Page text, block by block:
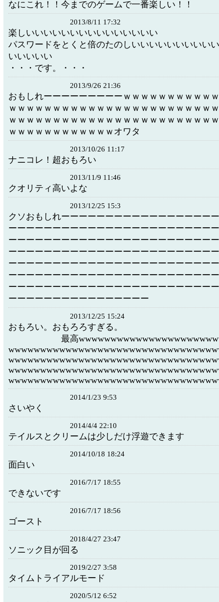
なにこれ！！今までのゲームで一番楽しい！！
2013/8/11 17:32
楽しいいいいいいいいいいいいいいい
パスワードをとくと倍のたのしいいいいいいいいい
いいいいい
・・・です。・・・
2013/9/26 21:36
おもしれーーーーーーーーーｗｗｗｗｗｗｗｗｗｗ
ｗｗｗｗｗｗｗｗｗｗｗｗｗｗｗｗｗｗｗｗｗｗｗ
ｗｗｗｗｗｗｗｗｗｗｗｗｗｗｗｗｗｗｗｗｗｗｗ
ｗｗｗｗｗｗｗｗｗｗｗｗオワタ
2013/10/26 11:17
ナニコレ！超おもろい
2013/11/9 11:46
クオリティ高いよな
2013/12/25 15:3
クソおもしれーーーーーーーーーーーーーーーーー
ーーーーーーーーーーーーーーーーーーーーーーー
ーーーーーーーーーーーーーーーーーーーーーーー
ーーーーーーーーーーーーーーーーーーーーーーー
ーーーーーーーーーーーーーーーーーーーーーーー
ーーーーーーーーーーーーーーーーーーーーーーー
ーーーーーーーーーーーーーーーーーーーーーーー
ーーーーーーーーーーーーーーーー
2013/12/25 15:24
おもろい。おもろろす
最高
2014/1/23 9:53
さいやく
2014/4/4 22:10
テイルスとクリームは少しだけ浮遊できます
2014/10/18 18:24
面白い
2016/7/17 18:55
できないです
2016/7/17 18:56
ゴースト
2018/4/27 23:47
ソニック目が回る
2019/2/27 3:58
タイムトライアルモード
2020/5/12 6:52